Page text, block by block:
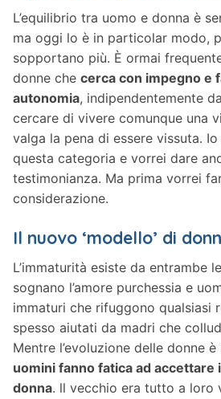
L’equilibrio tra uomo e donna è
ma oggi lo è in particolar modo,
sopportano più. È ormai
donne che cerca con impegno e
autonomia, indipendentemente
cercare di vivere comunque una
valga la pena di essere vissuta.
questa categoria e vorrei dare
testimonianza. Ma prima vorrei
considerazione.
Il nuovo ‘modello’ di
L’immaturità esiste da entrambe
sognano l’amore purchessia e
immaturi che rifuggono qualsiasi
spesso aiutati da madri che
Mentre l’evoluzione delle donne
uomini fanno fatica ad accettare
donna. ll vecchio era tutto a loro